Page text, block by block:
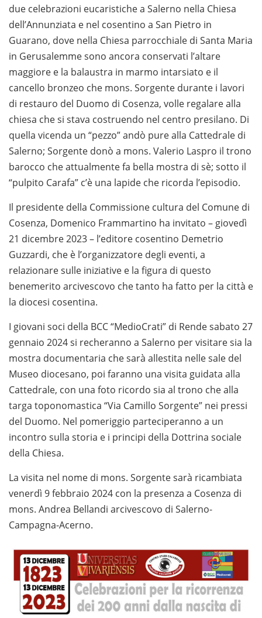
due celebrazioni eucaristiche a Salerno nella Chiesa
dell’Annunziata e nel cosentino a San Pietro in
Guarano, dove nella Chiesa parrocchiale di Santa Maria
in Gerusalemme sono ancora conservati l’altare
maggiore e la balaustra in marmo intarsiato e il
cancello bronzeo che mons. Sorgente durante i lavori
di restauro del Duomo di Cosenza, volle regalare alla
chiesa che si stava costruendo nel centro presilano. Di
quella vicenda un “pezzo” andò pure alla Cattedrale di
Salerno; Sorgente donò a mons. Valerio Laspro il trono
barocco che attualmente fa bella mostra di sè; sotto il
“pulpito Carafa” c’è una lapide che ricorda l’episodio.
Il presidente della Commissione cultura del Comune di
Cosenza, Domenico Frammartino ha invitato – giovedì
21 dicembre 2023 – l’editore cosentino Demetrio
Guzzardi, che è l’organizzatore degli eventi, a
relazionare sulle iniziative e la figura di questo
benemerito arcivescovo che tanto ha fatto per la città e
la diocesi cosentina.
I giovani soci della BCC “MedioCrati” di Rende sabato 27
gennaio 2024 si recheranno a Salerno per visitare sia la
mostra documentaria che sarà allestita nelle sale del
Museo diocesano, poi faranno una visita guidata alla
Cattedrale, con una foto ricordo sia al trono che alla
targa toponomastica “Via Camillo Sorgente” nei pressi
del Duomo. Nel pomeriggio parteciperanno a un
incontro sulla storia e i principi della Dottrina sociale
della Chiesa.
La visita nel nome di mons. Sorgente sarà ricambiata
venerdì 9 febbraio 2024 con la presenza a Cosenza di
mons. Andrea Bellandi arcivescovo di Salerno-
Campagna-Acerno.